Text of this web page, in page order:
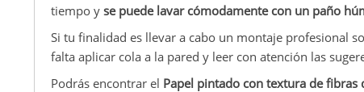
tiempo y se puede lavar cómodamente con un paño
Si tu finalidad es llevar a cabo un montaje profesional
falta aplicar cola a la pared y leer con atención las
Podrás encontrar el Papel pintado con textura de fibras